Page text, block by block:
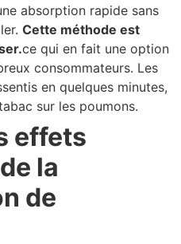
absorption rapide sans
Cette méthode est
ce qui en fait une option
consommateurs. Les
en quelques minutes,
sur les poumons.
effets
la
de